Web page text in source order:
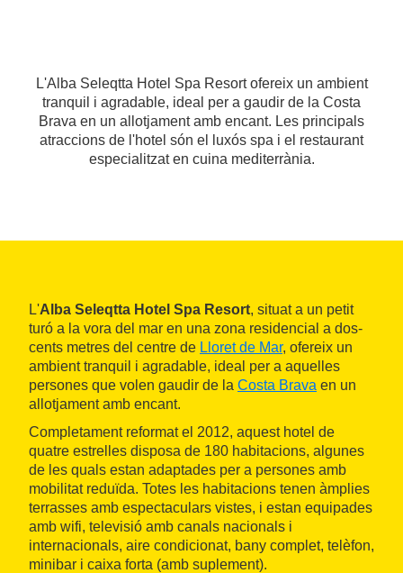
L'Alba Seleqtta Hotel Spa Resort ofereix un ambient
tranquil i agradable, ideal per a gaudir de la Costa
Brava en un allotjament amb encant. Les principals
atraccions de l'hotel són el luxós spa i el restaurant
especialitzat en cuina mediterrània.
L'Alba Seleqtta Hotel Spa Resort, situat a un petit
turó a la vora del mar en una zona residencial a dos-
cents metres del centre de Lloret de Mar, ofereix un
ambient tranquil i agradable, ideal per a aquelles
persones que volen gaudir de la Costa Brava en un
allotjament amb encant.
Completament reformat el 2012, aquest hotel de
quatre estrelles disposa de 180 habitacions, algunes
de les quals estan adaptades per a persones amb
mobilitat reduïda. Totes les habitacions tenen àmplies
terrasses amb espectaculars vistes, i estan equipades
amb wifi, televisió amb canals nacionals i
internacionals, aire condicionat, bany complet, telèfon,
minibar i caixa forta (amb suplement).